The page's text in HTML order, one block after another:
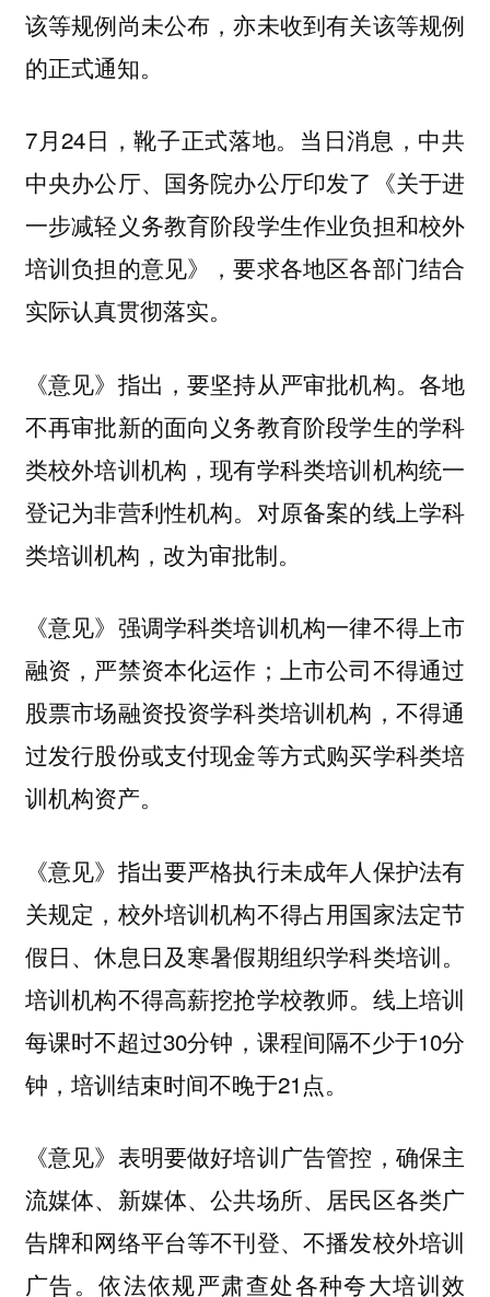
该等规例尚未公布，亦未收到有关该等规例
的正式通知。
7月24日，靴子正式落地。当日消息，中共
中央办公厅、国务院办公厅印发了《关于进
一步减轻义务教育阶段学生作业负担和校外
培训负担的意见》，要求各地区各部门结合
实际认真贯彻落实。
《意见》指出，要坚持从严审批机构。各地
不再审批新的面向义务教育阶段学生的学科
类校外培训机构，现有学科类培训机构统一
登记为非营利性机构。对原备案的线上学科
类培训机构，改为审批制。
《意见》强调学科类培训机构一律不得上市
融资，严禁资本化运作；上市公司不得通过
股票市场融资投资学科类培训机构，不得通
过发行股份或支付现金等方式购买学科类培
训机构资产。
《意见》指出要严格执行未成年人保护法有
关规定，校外培训机构不得占用国家法定节
假日、休息日及寒暑假期组织学科类培训。
培训机构不得高薪挖抢学校教师。线上培训
每课时不超过30分钟，课程间隔不少于10分
钟，培训结束时间不晚于21点。
《意见》表明要做好培训广告管控，确保主
流媒体、新媒体、公共场所、居民区各类广
告牌和网络平台等不刊登、不播发校外培训
广告。依法依规严肃查处各种夸大培训效